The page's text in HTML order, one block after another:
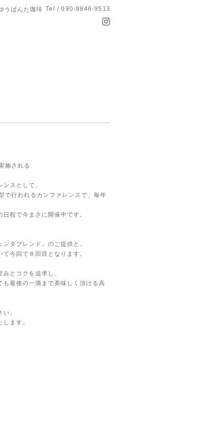
うばんた珈琲 Tel / 090-9846-9513
施される
スとして、
で行われるカンファレンスで、毎年
程で今まさに開催中です。
ダブレンド」のご提供と、
今回で８回目となります。
とコクを追求し、
最後の一滴まで美味しく頂ける高
。
ます。